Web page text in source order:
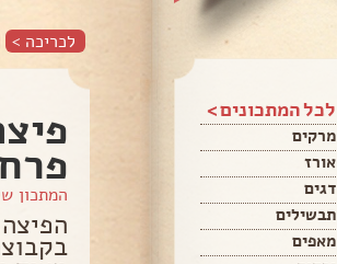
לכל המתכונים >
מרקים
אורז
דגים
תבשילים
מאפים
לכריכה >
המתכון